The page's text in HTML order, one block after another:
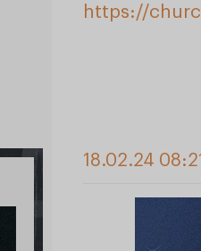
https://
18.02.24